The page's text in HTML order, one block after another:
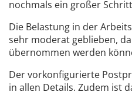
nochmals ein großer
Die Belastung in der
sehr moderat geblieben,
übernommen werden
Der vorkonfigurierte
in allen Details. Zudem ist